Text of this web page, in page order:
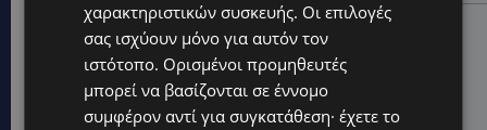
UPDATES
ΤΡΑΓΩΔΙΑ ΣΤΗΝ ΞΥΛΟΦΑΓΟΥ: Η δικαστική απόφαση
που κρατά τον πατέρα μακριά από την κηδεία των
παιδιών του
χαρακτηριστικών συσκευής. Οι επιλογές
σας ισχύουν μόνο για αυτόν τον
ιστότοπο. Ορισμένοι προμηθευτές
μπορεί να βασίζονται σε έννομο
συμφέρον αντί για συγκατάθεση· έχετε το